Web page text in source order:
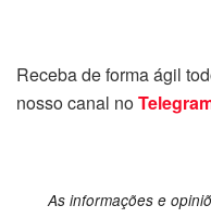
Receba de forma ágil
nosso canal no
As informações e